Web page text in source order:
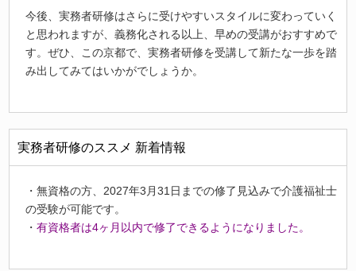
今後、実務者研修はさらに受けやすいスタイルに変わっていく
と思われますが、義務化される以上、早めの受講がおすすめで
す。ぜひ、この京都で、実務者研修を受講して新たな一歩を踏
み出してみてはいかがでしょうか。
実務者研修のススメ 新着情報
・無資格の方、2027年3月31日までの修了見込みで介護福祉士
の受験が可能です。
・有資格者は4ヶ月以内で修了できるようになりました。